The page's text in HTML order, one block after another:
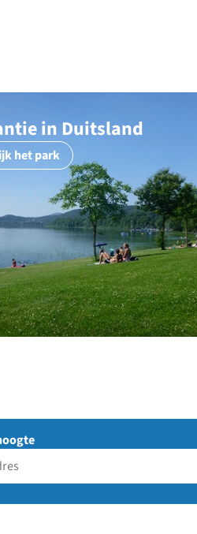
in Duitsland
het park